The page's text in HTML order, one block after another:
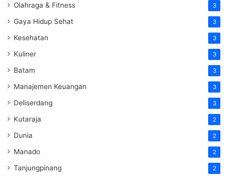
Olahraga & Fitness 3
Gaya Hidup Sehat 3
Kesehatan 3
Kuliner 3
Batam 3
Manajemen Keuangan 3
Deliserdang 3
Kutaraja 2
Dunia 2
Manado 2
Tanjungpinang 2